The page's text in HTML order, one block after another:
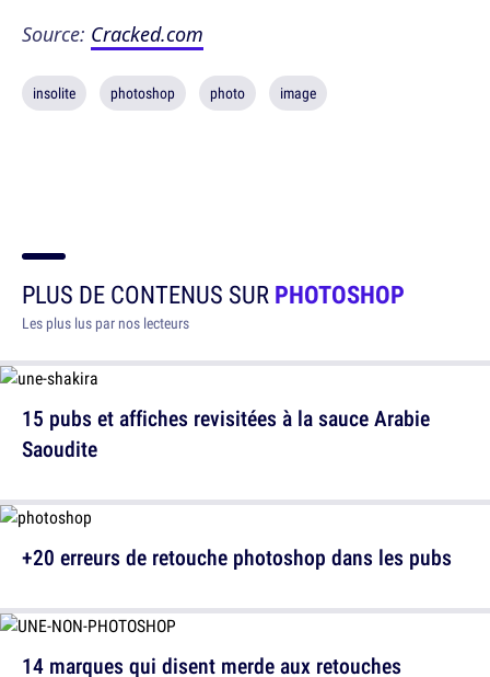
Source: Cracked.com
insolite photoshop photo image
PLUS DE CONTENUS SURPHOTOSHOP
Les plus lus par nos lecteurs
15 pubs et affiches revisitées à la sauce Arabie
Saoudite
14 marques qui disent merde aux retouches
+20 erreurs de retouche photoshop dans les pubs